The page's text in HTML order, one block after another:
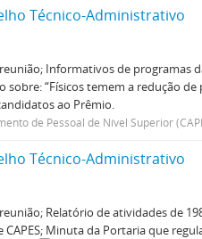
Técnico-Administrativo
Informativos de programas
sobre: “Físicos temem a redução
ao Prêmio.
de Pessoal de Nível Superior
Técnico-Administrativo
Relatório de atividades de
CAPES; Minuta da Portaria que